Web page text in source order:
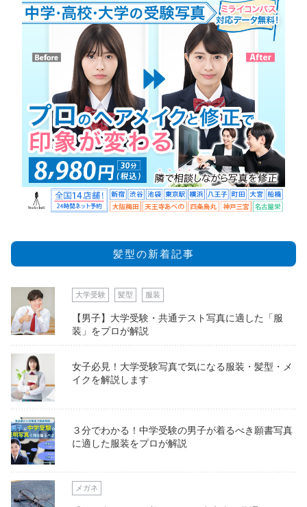
髪型の新着記事
大学受験 髪型 服装
【男子】大学受験・共通テスト写真に適した「服
装」をプロが解説
女子必見！大学受験写真で気になる服装・髪型・メ
イクを解説します
３分でわかる！中学受験の男子が着るべき願書写真
に適した服装をプロが解説
メガネ